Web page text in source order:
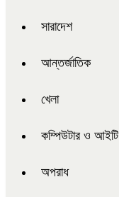
সারাদেশ
আন্তর্জাতিক
খেলা
কম্পিউটার ও আইটি
অপরাধ